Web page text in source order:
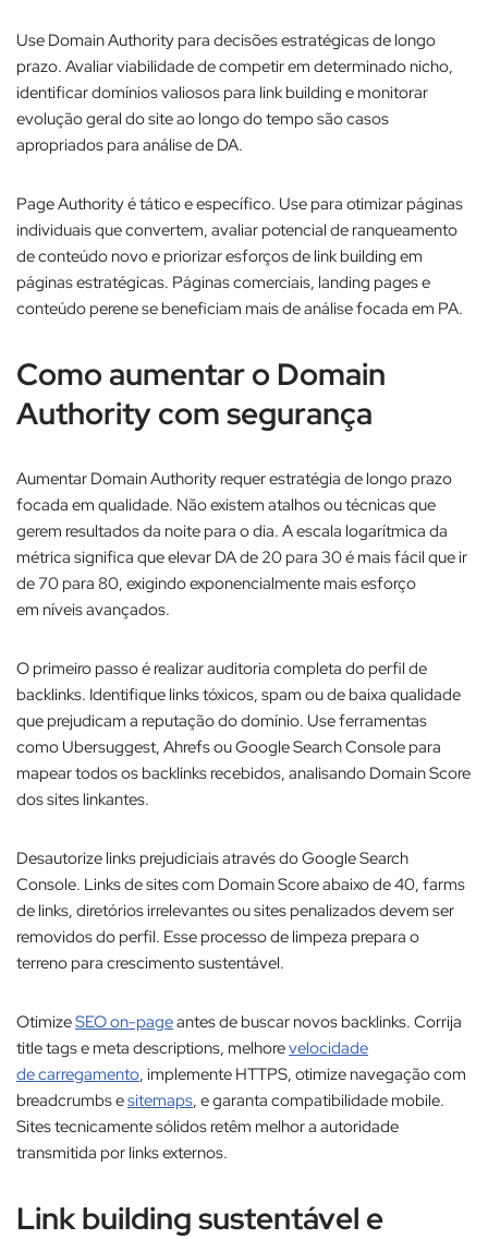
Use Domain Authority para decisões estratégicas de longo
prazo. Avaliar viabilidade de competir em determinado nicho,
identificar domínios valiosos para link building e monitorar
evolução geral do site ao longo do tempo são casos
apropriados para análise de DA.​
Page Authority é tático e específico. Use para otimizar páginas
individuais que convertem, avaliar potencial de ranqueamento
de conteúdo novo e priorizar esforços de link building em
páginas estratégicas. Páginas comerciais, landing pages e
conteúdo perene se beneficiam mais de análise focada em PA.
Como aumentar o Domain
Authority com segurança
Aumentar Domain Authority requer estratégia de longo prazo
focada em qualidade. Não existem atalhos ou técnicas que
gerem resultados da noite para o dia. A escala logarítmica da
métrica significa que elevar DA de 20 para 30 é mais fácil que ir
de 70 para 80, exigindo exponencialmente mais esforço
em níveis avançados.​
O primeiro passo é realizar auditoria completa do perfil de
backlinks. Identifique links tóxicos, spam ou de baixa qualidade
que prejudicam a reputação do domínio. Use ferramentas
como Ubersuggest, Ahrefs ou Google Search Console para
mapear todos os backlinks recebidos, analisando Domain Score
dos sites linkantes.​
Desautorize links prejudiciais através do Google Search
Console. Links de sites com Domain Score abaixo de 40, farms
de links, diretórios irrelevantes ou sites penalizados devem ser
removidos do perfil. Esse processo de limpeza prepara o
terreno para crescimento sustentável.​
OtimizeSEO on-pageantes de buscar novos backlinks. Corrija
title tags e meta descriptions, melhorevelocidade
de carregamento, implemente HTTPS, otimize navegação com
breadcrumbs esitemaps, e garanta compatibilidade mobile.
Sites tecnicamente sólidos retêm melhor a autoridade
transmitida por links externos.
Link building sustentável e